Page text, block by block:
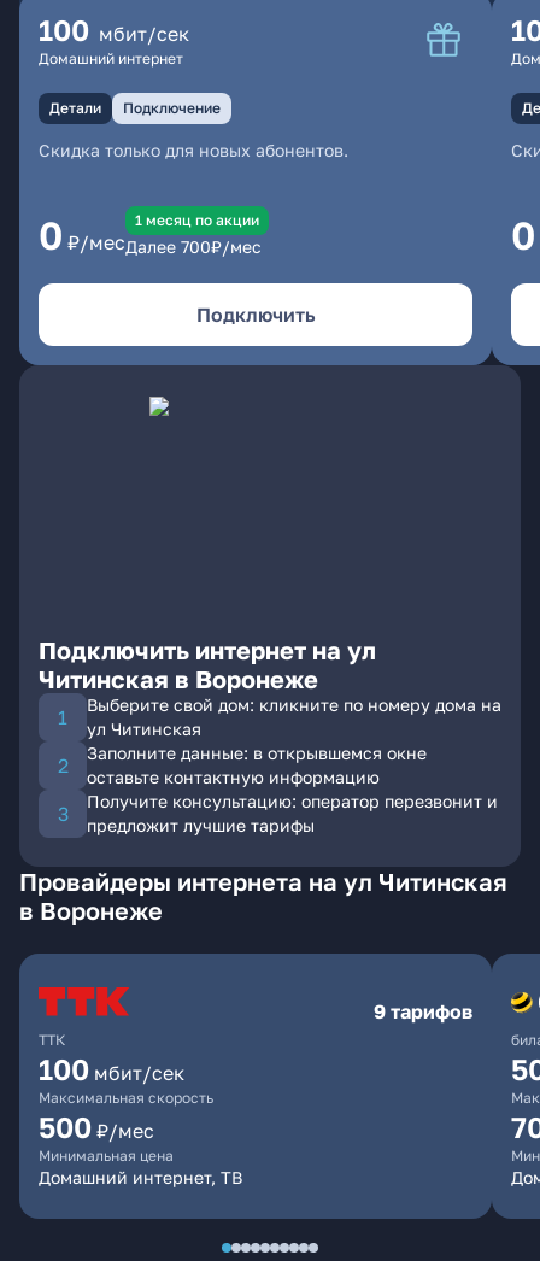
100 мбит/сек
Домашний интернет
Детали Подключение
Скидка только для новых абонентов.
0 ₽/мес
1 месяц по акции
Далее 700₽/мес
Подключить
0
Подключить интернет на ул
Читинская в Воронеже
Выберите свой дом: кликните по номеру дома на
ул Читинская
Заполните данные: в открывшемся окне
оставьте контактную информацию
Получите консультацию: оператор перезвонит и
предложит лучшие тарифы
Провайдеры интернета на ул Читинская
в Воронеже
ТТК
9 тарифов
100 мбит/сек
Максимальная скорость
500 ₽/мес
Минимальная цена
Домашний интернет, ТВ